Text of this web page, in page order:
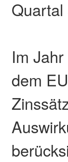
Im
dem